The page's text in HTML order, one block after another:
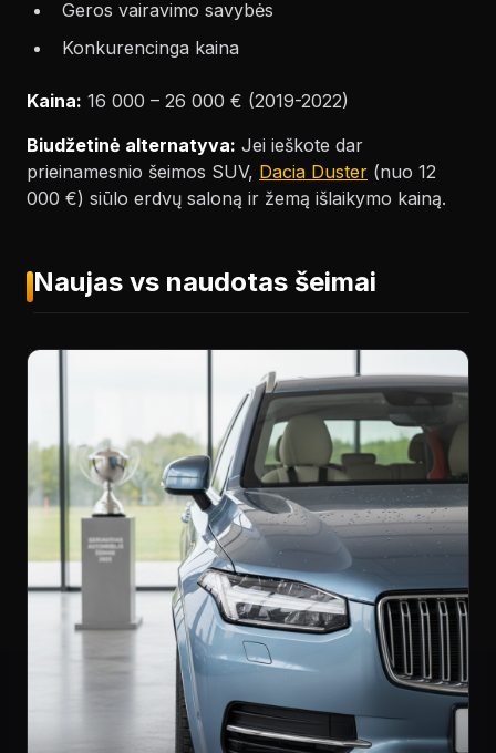
Geros vairavimo savybės
Konkurencinga kaina
Kaina: 16 000 – 26 000 € (2019-2022)
Biudžetinė alternatyva: Jei ieškote dar
prieinamesnio šeimos SUV, Dacia Duster (nuo 12
000 €) siūlo erdvų saloną ir žemą išlaikymo kainą.
Naujas vs naudotas šeimai